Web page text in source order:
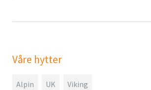
Våre hytter
Alpin UK Viking